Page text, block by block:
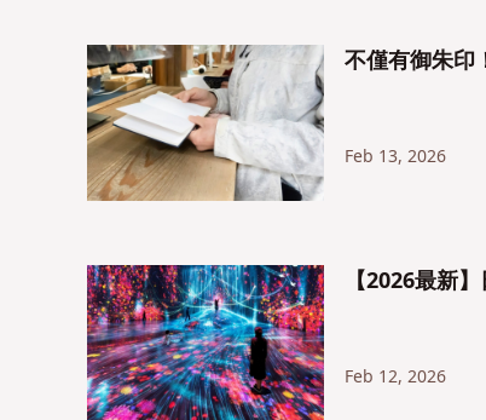
不僅有御朱印
Feb 13, 2026
【2026最新
Feb 12, 2026